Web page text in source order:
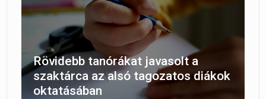
Rövidebb tanórákat javasolt a
szaktárca az alsó tagozatos diákok
oktatásában